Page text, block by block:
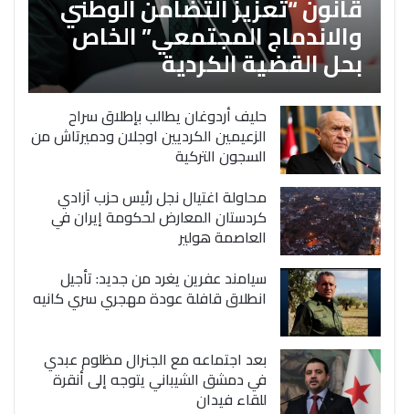
والاندماج المجتمعي” الخاص
بحل القضية الكردية
حليف أردوغان يطالب بإطلاق سراح
الزعيمين الكرديين اوجلان ودميرتاش من
السجون التركية
محاولة اغتيال نجل رئيس حزب آزادي
كردستان المعارض لحكومة إيران في
العاصمة هولير
سيامند عفرين يغرد من جديد: تأجيل
انطلاق قافلة عودة مهجري سري كانيه
بعد اجتماعه مع الجنرال مظلوم عبدي
في دمشق الشيباني يتوجه إلى أنقرة
للقاء فيدان